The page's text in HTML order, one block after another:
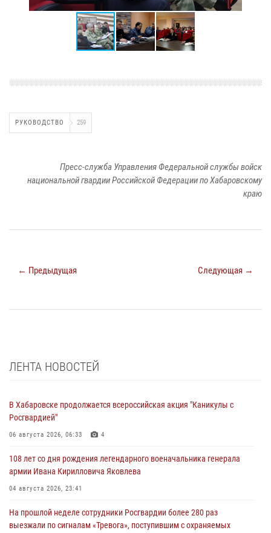
РУКОВОДСТВО 259
Пресс-служба Управления Федеральной службы войск
национальной гвардии Российской Федерации по Хабаровскому
краю
← Предыдущая Следующая →
ЛЕНТА НОВОСТЕЙ
В Хабаровске продолжается всероссийская акция "Каникулы с
Росгвардией"
06 августа 2026, 06:33 4
108 лет со дня рождения легендарного военачальника генерала
армии Ивана Кирилловича Яковлева
04 августа 2026, 23:41
На прошлой неделе сотрудники Росгвардии более 280 раз
выезжали по сигналам «Тревога», поступившим с охраняемых